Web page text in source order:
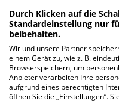
Start Für die
Durch Klicken auf die
Standardeinstellung nur
beibehalten.
Wir und unsere Partner
einem Gerät zu, wie z. B.
Browserspeichern, um
Anbieter verarbeiten Ihre
aufgrund eines berechtigten
öffnen Sie die „Einstellungen“.